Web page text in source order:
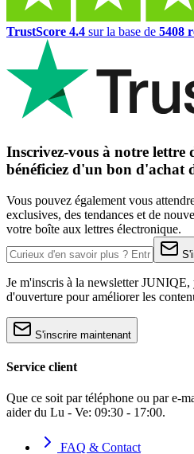
TrustScore 4.4 sur la base de 5408
Inscrivez-vous à notre
bénéficiez d'un bon d'achat
Vous pouvez également vous
exclusives, des tendances et de
votre boîte aux lettres électronique.
Je m'inscris à la newsletter JUNIQE,
d'ouverture pour améliorer les
S'inscrire maintenant
Service client
Que ce soit par téléphone ou par e-
aider du Lu - Ve: 09:30 - 17:00.
FAQ & Contact